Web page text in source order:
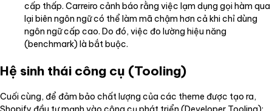
cấp thấp. Carreiro cảnh báo rằng việc lạm dụng gọi hàm qua
lại biên ngôn ngữ có thể làm mã chậm hơn cả khi chỉ dùng
ngôn ngữ cấp cao. Do đó, việc đo lường hiệu năng
(benchmark) là bắt buộc.
Hệ sinh thái công cụ (Tooling)
Cuối cùng, để đảm bảo chất lượng của các theme được tạo ra,